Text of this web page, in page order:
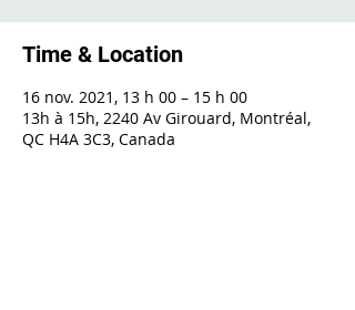
Time & Location
16 nov. 2021, 13 h 00 – 15 h 00
13h à 15h, 2240 Av Girouard, Montréal,
QC H4A 3C3, Canada